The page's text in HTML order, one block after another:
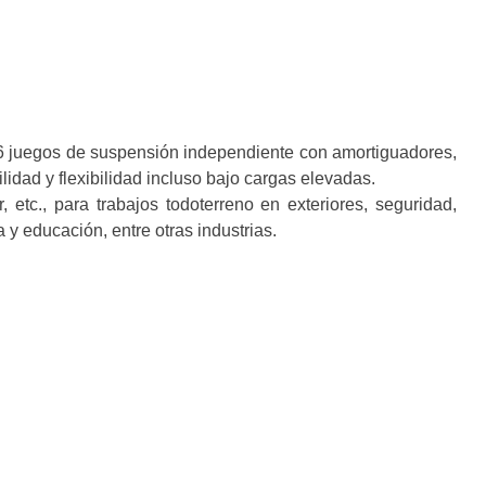
de suspensión independiente con amortiguadores,
y flexibilidad incluso bajo cargas elevadas.
para trabajos todoterreno en exteriores, seguridad,
educación, entre otras industrias.